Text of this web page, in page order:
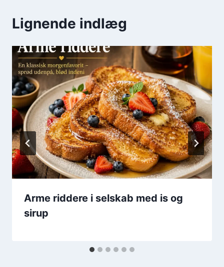
Lignende indlæg
Arme riddere i selskab med is og
sirup